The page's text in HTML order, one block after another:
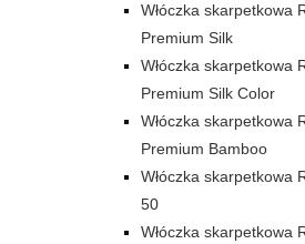
Włóczka skarpetkowa
Premium Silk
Włóczka skarpetkowa
Premium Silk Color
Włóczka skarpetkowa
Premium Bamboo
Włóczka skarpetkowa
50
Włóczka skarpetkowa